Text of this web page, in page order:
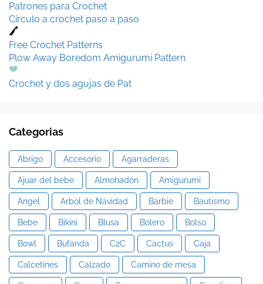
Patrones para Crochet
Círculo a crochet paso a paso
Free Crochet Patterns
Plow Away Boredom Amigurumi Pattern
Crochet y dos agujas de Pat
Categorias
Abrigo Accesorio Agarraderas
Ajuar del bebe Almohadón Amigurumi
Angel Arbol de Navidad Barbie Bautismo
Bebe Bikini Blusa Bolero Bolso
Bowl Bufanda C2C Cactus Caja
Calcetines Calzado Camino de mesa